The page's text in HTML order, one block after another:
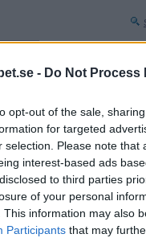
- Do Not Process
opt-out of the sale,
for targeted
selection. Please note
interest-based ads
to third parties
of your personal
This information may also
Participants that may
som menas med "Goddag